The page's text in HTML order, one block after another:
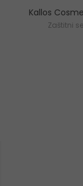
Kallos
Zaštitni